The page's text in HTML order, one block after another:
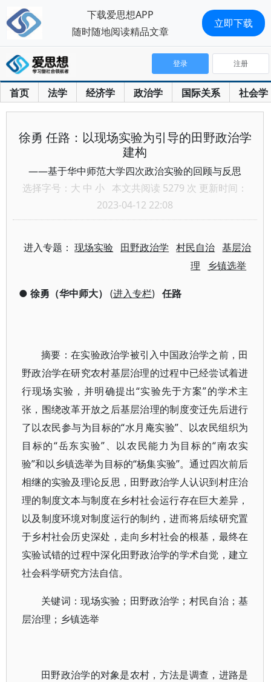
首页 法学 经济学 政治学 国际关系 社会学
登录 注册
徐勇 任路：以现场实验为引导的田野政治学
建构
——基于华中师范大学四次政治实验的回顾与反思
选择字号： 大 中 小 本文共阅读 5279 次 更新时间：
2023-04-12 22:08
进入专题：现场实验 田野政治学 村民自治 基层治
理
乡镇选举
● 徐勇（华中师大） (进入专栏) 任路
摘要：在实验政治学被引入中国政治学之前，田
野政治学在研究农村基层治理的过程中已经尝试着进
行现场实验，并明确提出“实验先于方案”的学术主
张，围绕改革开放之后基层治理的制度变迁先后进行
了以农民参与为目标的“水月庵实验”、以农民组织为
目标的“岳东实验”、以农民能力为目标的“南农实
验”和以乡镇选举为目标的“杨集实验”。通过四次前后
相继的实验及理论反思，田野政治学人认识到村庄治
理的制度文本与制度在乡村社会运行存在巨大差异，
以及制度环境对制度运行的制约，进而将后续研究置
于乡村社会历史深处，走向乡村社会的根基，最终在
实验试错的过程中深化田野政治学的学术自觉，建立
社会科学研究方法自信。
关键词：现场实验；田野政治学；村民自治；基
层治理；乡镇选举
田野政治学的对象是农村，方法是调查，进路是
下载爱思想APP
随时随地阅读精品文章
立即下载